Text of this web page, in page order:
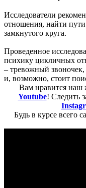
Исследователи
отношения, найти
замкнутого круга.
Проведенное
психику цикличных
– тревожный звоночек,
и, возможно, стоит
Вам нравится наш
Youtube! Следить
Будь в курсе всего